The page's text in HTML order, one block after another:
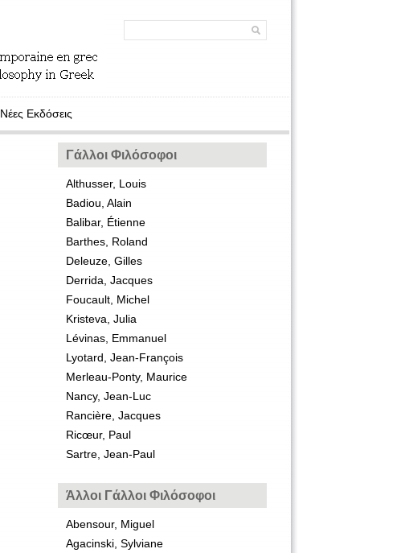
Νέες Εκδόσεις
Γάλλοι Φιλόσοφοι
Althusser, Louis
Badiou, Alain
Balibar, Étienne
Barthes, Roland
Deleuze, Gilles
Derrida, Jacques
Foucault, Michel
Kristeva, Julia
Lévinas, Emmanuel
Lyotard, Jean-François
Merleau-Ponty, Maurice
Nancy, Jean-Luc
Rancière, Jacques
Ricœur, Paul
Sartre, Jean-Paul
Άλλοι Γάλλοι Φιλόσοφοι
Abensour, Miguel
Agacinski, Sylviane